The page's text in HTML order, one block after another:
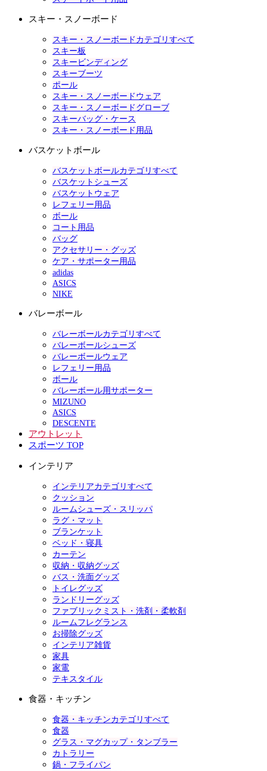
スキー・スノーボード
スキー・スノーボードカテゴリすべて
スキー板
スキービンディング
スキーブーツ
ポール
スキー・スノーボードウェア
スキー・スノーボードグローブ
スキーバッグ・ケース
スキー・スノーボード用品
バスケットボール
バスケットボールカテゴリすべて
バスケットシューズ
バスケットウェア
レフェリー用品
ボール
コート用品
バッグ
アクセサリー・グッズ
ケア・サポーター用品
adidas
ASICS
NIKE
バレーボール
バレーボールカテゴリすべて
バレーボールシューズ
バレーボールウェア
レフェリー用品
ボール
バレーボール用サポーター
MIZUNO
ASICS
DESCENTE
アウトレット
スポーツ TOP
インテリア
インテリアカテゴリすべて
クッション
ルームシューズ・スリッパ
ラグ・マット
ブランケット
ベッド・寝具
カーテン
収納・収納グッズ
バス・洗面グッズ
トイレグッズ
ランドリーグッズ
ファブリックミスト・洗剤・柔軟剤
ルームフレグランス
お掃除グッズ
インテリア雑貨
家具
家電
テキスタイル
食器・キッチン
食器・キッチンカテゴリすべて
食器
グラス・マグカップ・タンブラー
カトラリー
鍋・フライパン